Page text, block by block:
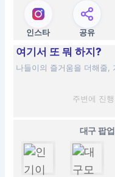
인스타 공유
여기서 또 뭐 하지?
나들이의 즐거움을 더해줄,
주변에 진
대구 팝